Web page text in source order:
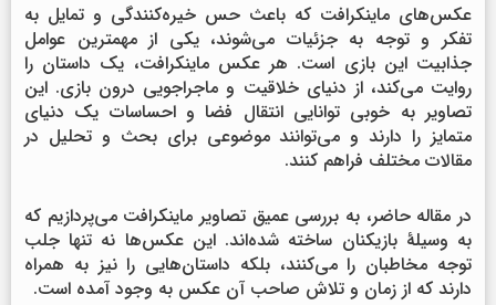
عکس‌های ماینکرافت که باعث حس خیره‌کنندگی و تمایل به
تفکر و توجه به جزئیات می‌شوند، یکی از مهمترین عوامل
جذابیت این بازی است. هر عکس ماینکرافت، یک داستان را
روایت می‌کند، از دنیای خلاقیت و ماجراجویی درون بازی. این
تصاویر به خوبی توانایی انتقال فضا و احساسات یک دنیای
متمایز را دارند و می‌توانند موضوعی برای بحث و تحلیل در
مقالات مختلف فراهم کنند.
در مقاله حاضر، به بررسی عمیق تصاویر ماینکرافت می‌پردازیم که
به وسیلهٔ بازیکنان ساخته شده‌اند. این عکس‌ها نه تنها جلب
توجه مخاطبان را می‌کنند، بلکه داستان‌هایی را نیز به همراه
دارند که از زمان و تلاش صاحب آن عکس به وجود آمده است.